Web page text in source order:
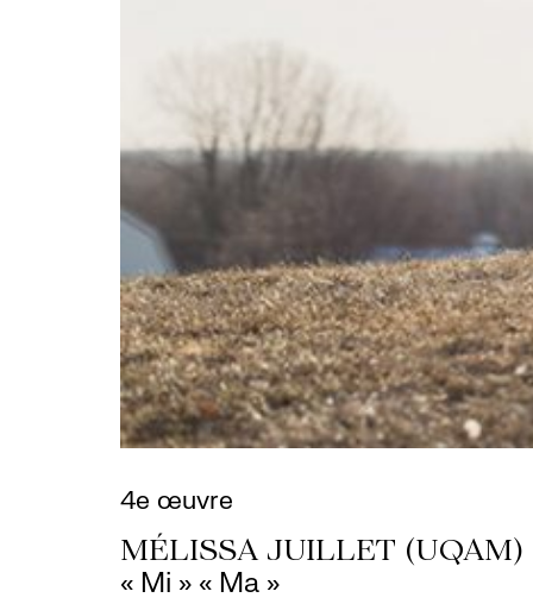
4e œuvre
MÉLISSA JUILLET (UQAM)
« Mi » « Ma »